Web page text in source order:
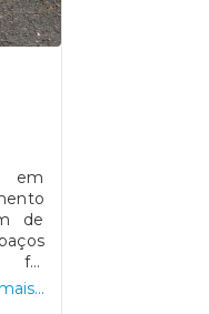
em
de
foi